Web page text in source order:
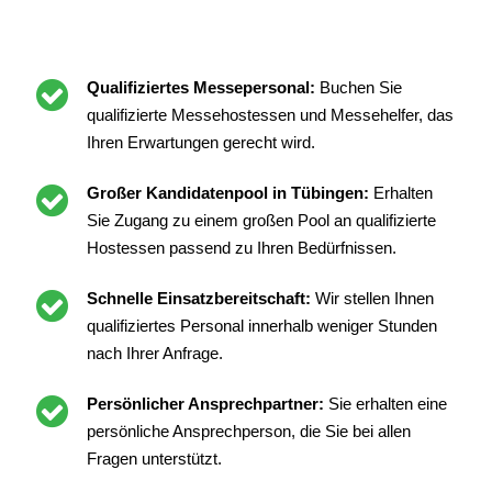
Qualifiziertes Messepersonal: Buchen Sie
qualifizierte Messehostessen und Messehelfer, das
Ihren Erwartungen gerecht wird.
Großer Kandidatenpool in Tübingen: Erhalten
Sie Zugang zu einem großen Pool an qualifizierte
Hostessen passend zu Ihren Bedürfnissen.
Schnelle Einsatzbereitschaft: Wir stellen Ihnen
qualifiziertes Personal innerhalb weniger Stunden
nach Ihrer Anfrage.
Persönlicher Ansprechpartner: Sie erhalten eine
persönliche Ansprechperson, die Sie bei allen
Fragen unterstützt.